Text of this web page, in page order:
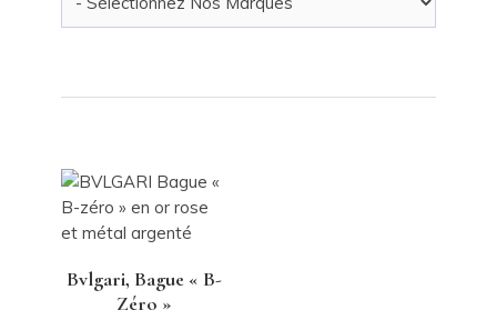
Bvlgari, Bague « B-
Zéro »